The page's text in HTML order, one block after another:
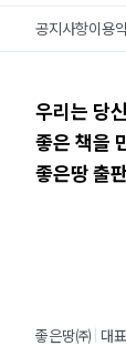
공지사항이용
우리는 당
좋은 책을
좋은땅 출
좋은땅㈜ 대